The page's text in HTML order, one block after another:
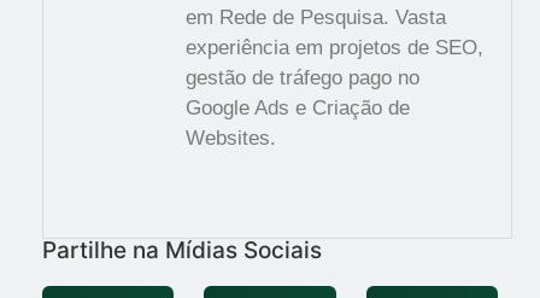
em Rede de Pesquisa. Vasta
experiência em projetos de SEO,
gestão de tráfego pago no
Google Ads e Criação de
Websites.
Partilhe na Mídias Sociais